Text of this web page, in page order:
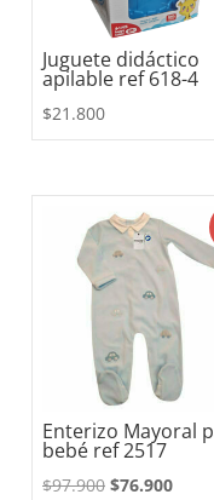
Juguete didáctico
apilable ref 618-4
$21.800
Enterizo Mayoral
bebé ref 2517
$97.900 El
$76.900El